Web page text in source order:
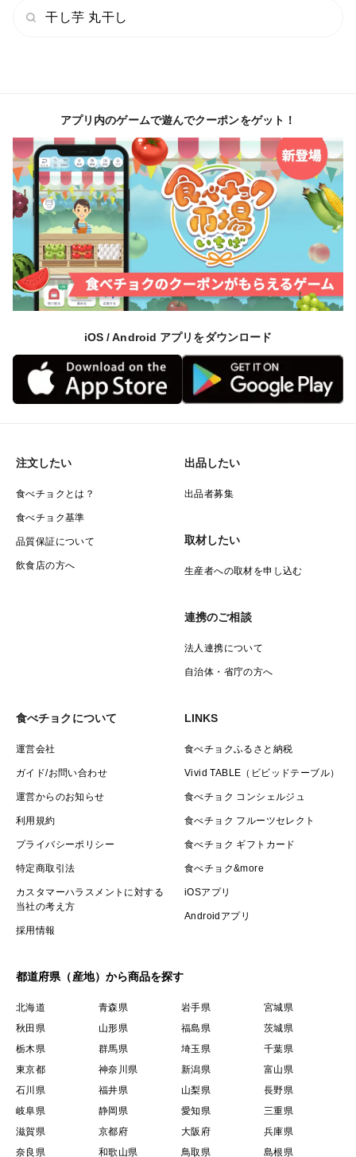
干し芋 丸干し
アプリ内のゲームで遊んでクーポンをゲット！
iOS / Android アプリをダウンロード
注文したい
食べチョクとは？
食べチョク基準
品質保証について
飲食店の方へ
出品したい
出品者募集
取材したい
生産者への取材を申し込む
連携のご相談
法人連携について
自治体・省庁の方へ
食べチョクについて
運営会社
ガイド/お問い合わせ
運営からのお知らせ
利用規約
プライバシーポリシー
特定商取引法
カスタマーハラスメントに対する
当社の考え方
採用情報
LINKS
食べチョクふるさと納税
Vivid TABLE（ビビッドテーブル）
食べチョク コンシェルジュ
食べチョク フルーツセレクト
食べチョク ギフトカード
食べチョク&more
iOSアプリ
Androidアプリ
都道府県（産地）から商品を探す
北海道 青森県 岩手県
宮城県
秋田県
山形県 福島県
茨城県
栃木県
群馬県 埼玉県
千葉県
東京都
神奈川県 新潟県
富山県
石川県
福井県 山梨県
長野県
岐阜県
静岡県 愛知県
三重県
滋賀県
京都府 大阪府
兵庫県
奈良県
和歌山県 鳥取県 島根県